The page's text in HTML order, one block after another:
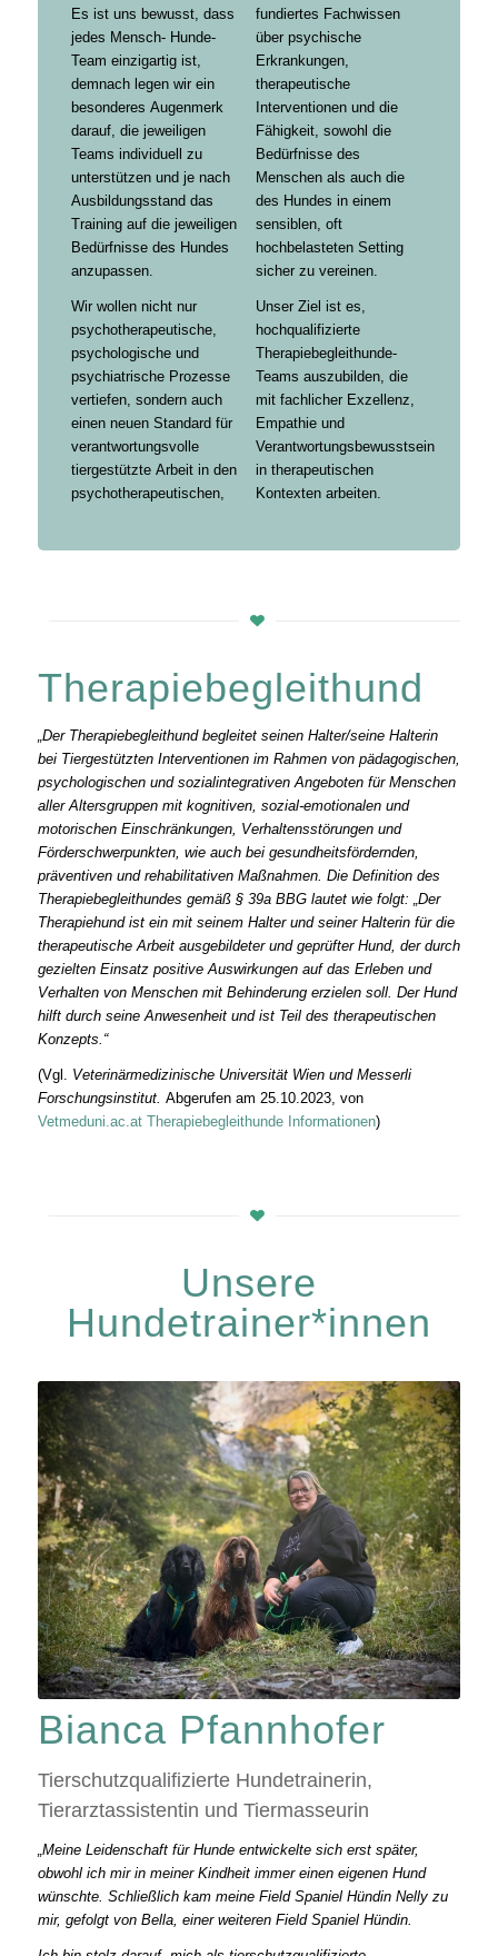
Es ist uns bewusst, dass
jedes Mensch- Hunde-
Team einzigartig ist,
demnach legen wir ein
besonderes Augenmerk
darauf, die jeweiligen
Teams individuell zu
unterstützen und je nach
Ausbildungsstand das
Training auf die jeweiligen
Bedürfnisse des Hundes
anzupassen.
Wir wollen nicht nur
psychotherapeutische,
psychologische und
psychiatrische Prozesse
vertiefen, sondern auch
einen neuen Standard für
verantwortungsvolle
tiergestützte Arbeit in den
psychotherapeutischen,
fundiertes Fachwissen
über psychische
Erkrankungen,
therapeutische
Interventionen und die
Fähigkeit, sowohl die
Bedürfnisse des
Menschen als auch die
des Hundes in einem
sensiblen, oft
hochbelasteten Setting
sicher zu vereinen.
Unser Ziel ist es,
hochqualifizierte
Therapiebegleithunde-
Teams auszubilden, die
mit fachlicher Exzellenz,
Empathie und
Verantwortungsbewusstsein
in therapeutischen
Kontexten arbeiten.
Therapiebegleithund
„Der Therapiebegleithund begleitet seinen Halter/seine Halterin
bei Tiergestützten Interventionen im Rahmen von pädagogischen,
psychologischen und sozialintegrativen Angeboten für Menschen
aller Altersgruppen mit kognitiven, sozial-emotionalen und
motorischen Einschränkungen, Verhaltensstörungen und
Förderschwerpunkten, wie auch bei gesundheitsfördernden,
präventiven und rehabilitativen Maßnahmen. Die Definition des
Therapiebegleithundes gemäß § 39a BBG lautet wie folgt: „Der
Therapiehund ist ein mit seinem Halter und seiner Halterin für die
therapeutische Arbeit ausgebildeter und geprüfter Hund, der durch
gezielten Einsatz positive Auswirkungen auf das Erleben und
Verhalten von Menschen mit Behinderung erzielen soll. Der Hund
hilft durch seine Anwesenheit und ist Teil des therapeutischen
Konzepts.“
(Vgl. Veterinärmedizinische Universität Wien und Messerli
Forschungsinstitut. Abgerufen am 25.10.2023, von
Vetmeduni.ac.at Therapiebegleithunde Informationen)
Unsere
Hundetrainer*innen
Bianca Pfannhofer
Tierschutzqualifizierte Hundetrainerin,
Tierarztassistentin und Tiermasseurin
„Meine Leidenschaft für Hunde entwickelte sich erst später,
obwohl ich mir in meiner Kindheit immer einen eigenen Hund
wünschte. Schließlich kam meine Field Spaniel Hündin Nelly zu
mir, gefolgt von Bella, einer weiteren Field Spaniel Hündin.